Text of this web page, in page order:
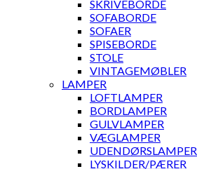
SKRIVEBORDE
SOFABORDE
SOFAER
SPISEBORDE
STOLE
VINTAGEMØBLER
LAMPER
LOFTLAMPER
BORDLAMPER
GULVLAMPER
VÆGLAMPER
UDENDØRSLAMPER
LYSKILDER/PÆRER